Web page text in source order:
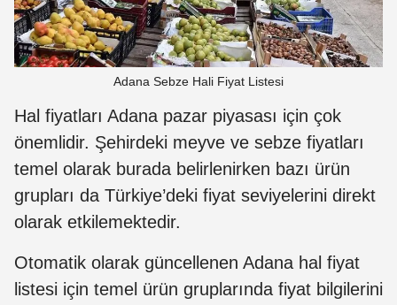
Adana Sebze Hali Fiyat Listesi
Hal fiyatları Adana pazar piyasası için çok
önemlidir. Şehirdeki meyve ve sebze fiyatları
temel olarak burada belirlenirken bazı ürün
grupları da Türkiye’deki fiyat seviyelerini direkt
olarak etkilemektedir.
Otomatik olarak güncellenen Adana hal fiyat
listesi için temel ürün gruplarında fiyat bilgilerini